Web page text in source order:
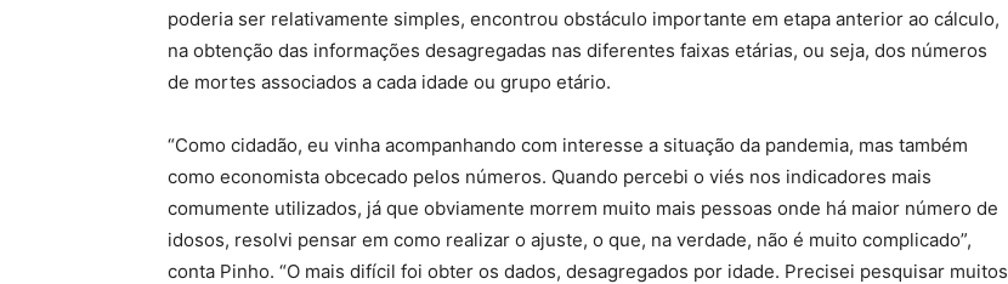
poderia ser relativamente simples, encontrou obstáculo importante em etapa anterior ao cálculo,
na obtenção das informações desagregadas nas diferentes faixas etárias, ou seja, dos números
de mortes associados a cada idade ou grupo etário.
“Como cidadão, eu vinha acompanhando com interesse a situação da pandemia, mas também
como economista obcecado pelos números. Quando percebi o viés nos indicadores mais
comumente utilizados, já que obviamente morrem muito mais pessoas onde há maior número de
idosos, resolvi pensar em como realizar o ajuste, o que, na verdade, não é muito complicado”,
conta Pinho. “O mais difícil foi obter os dados, desagregados por idade. Precisei pesquisar muitos